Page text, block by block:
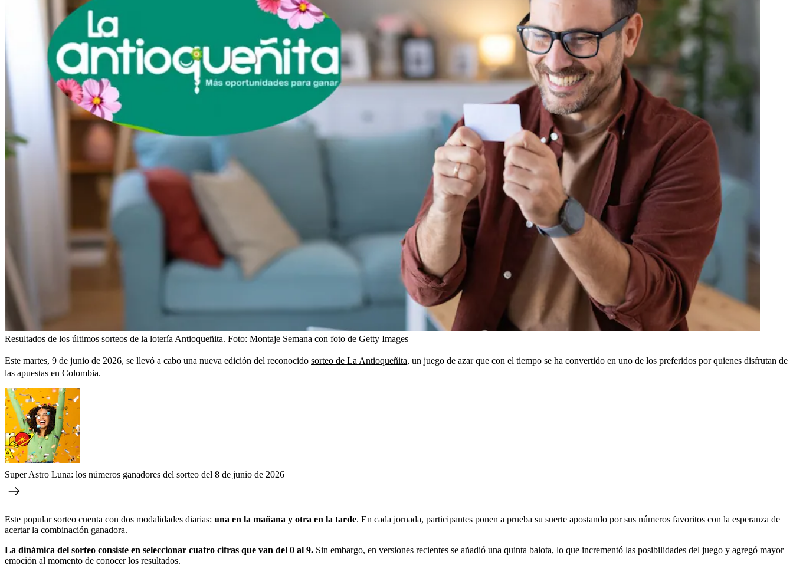
Resultados de los últimos sorteos de la lotería Antioqueñita. Foto: Montaje Semana con foto de Getty Images
Este martes, 9 de junio de 2026, se llevó a cabo una nueva edición del reconocido sorteo de La Antioqueñita, un juego de azar que con el tiempo se ha convertido en uno de los preferidos por quienes disfrutan de
las apuestas en Colombia.
Super Astro Luna: los números ganadores del sorteo del 8 de junio de 2026
Este popular sorteo cuenta con dos modalidades diarias: una en la mañana y otra en la tarde. En cada jornada, participantes ponen a prueba su suerte apostando por sus números favoritos con la esperanza de
acertar la combinación ganadora.
La dinámica del sorteo consiste en seleccionar cuatro cifras que van del 0 al 9. Sin embargo, en versiones recientes se añadió una quinta balota, lo que incrementó las posibilidades del juego y agregó mayor
emoción al momento de conocer los resultados.